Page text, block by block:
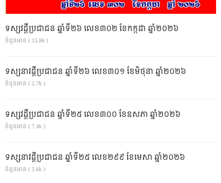
ទស្សវដ្តីប្រជាជន ឆ្នាំទី២៦ លេខ៣០២ ខែកក្កដា ឆ្នាំ២០២៦
ចំនួនអាន ( 15.8k )
ទស្សនាវដ្ដីប្រជាជន ឆ្នាំទី២៦ លេខ៣០១ ខែមិថុនា ឆ្នាំ២០២៦
ចំនួនអាន ( 2.7k )
ទស្សវដ្តីប្រជាជន ឆ្នាំទី២៥ លេខ៣០០ ខែឧសភា ឆ្នាំ២០២៦
ចំនួនអាន ( 7.4k )
ទស្សនាវដ្ដីប្រជាជន ឆ្នាំទី២៥ លេខ២៩៩ ខែមេសា ឆ្នាំ២០២៦
ចំនួនអាន ( 5.6k )